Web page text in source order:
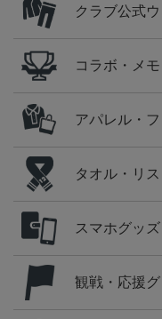
クラブ公式
コラボ・メ
アパレル・
タオル・リ
スマホグッズ
観戦・応援